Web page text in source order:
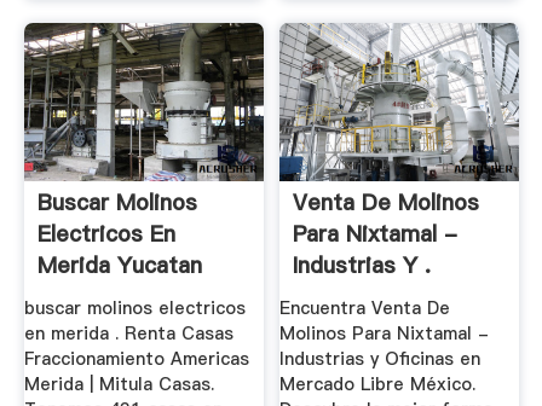
Buscar Molinos
Electricos En
Merida Yucatan
buscar molinos electricos
en merida . Renta Casas
Fraccionamiento Americas
Merida | Mitula Casas.
Venta De Molinos
Para Nixtamal -
Industrias Y .
Encuentra Venta De
Molinos Para Nixtamal -
Industrias y Oficinas en
Mercado Libre México.